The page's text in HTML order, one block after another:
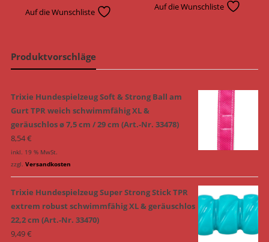
Auf die Wunschliste Auf die Wunschliste
Produktvorschläge
Trixie Hundespielzeug Soft & Strong Ball am
Gurt TPR weich schwimmfähig XL &
geräuschlos ø 7,5 cm / 29 cm (Art.-Nr. 33478)
8,54€
inkl. 19 % MwSt.
zzgl. Versandkosten
Trixie Hundespielzeug Super Strong Stick TPR
extrem robust schwimmfähig XL & geräuschlos
22,2 cm (Art.-Nr. 33470)
9,49€